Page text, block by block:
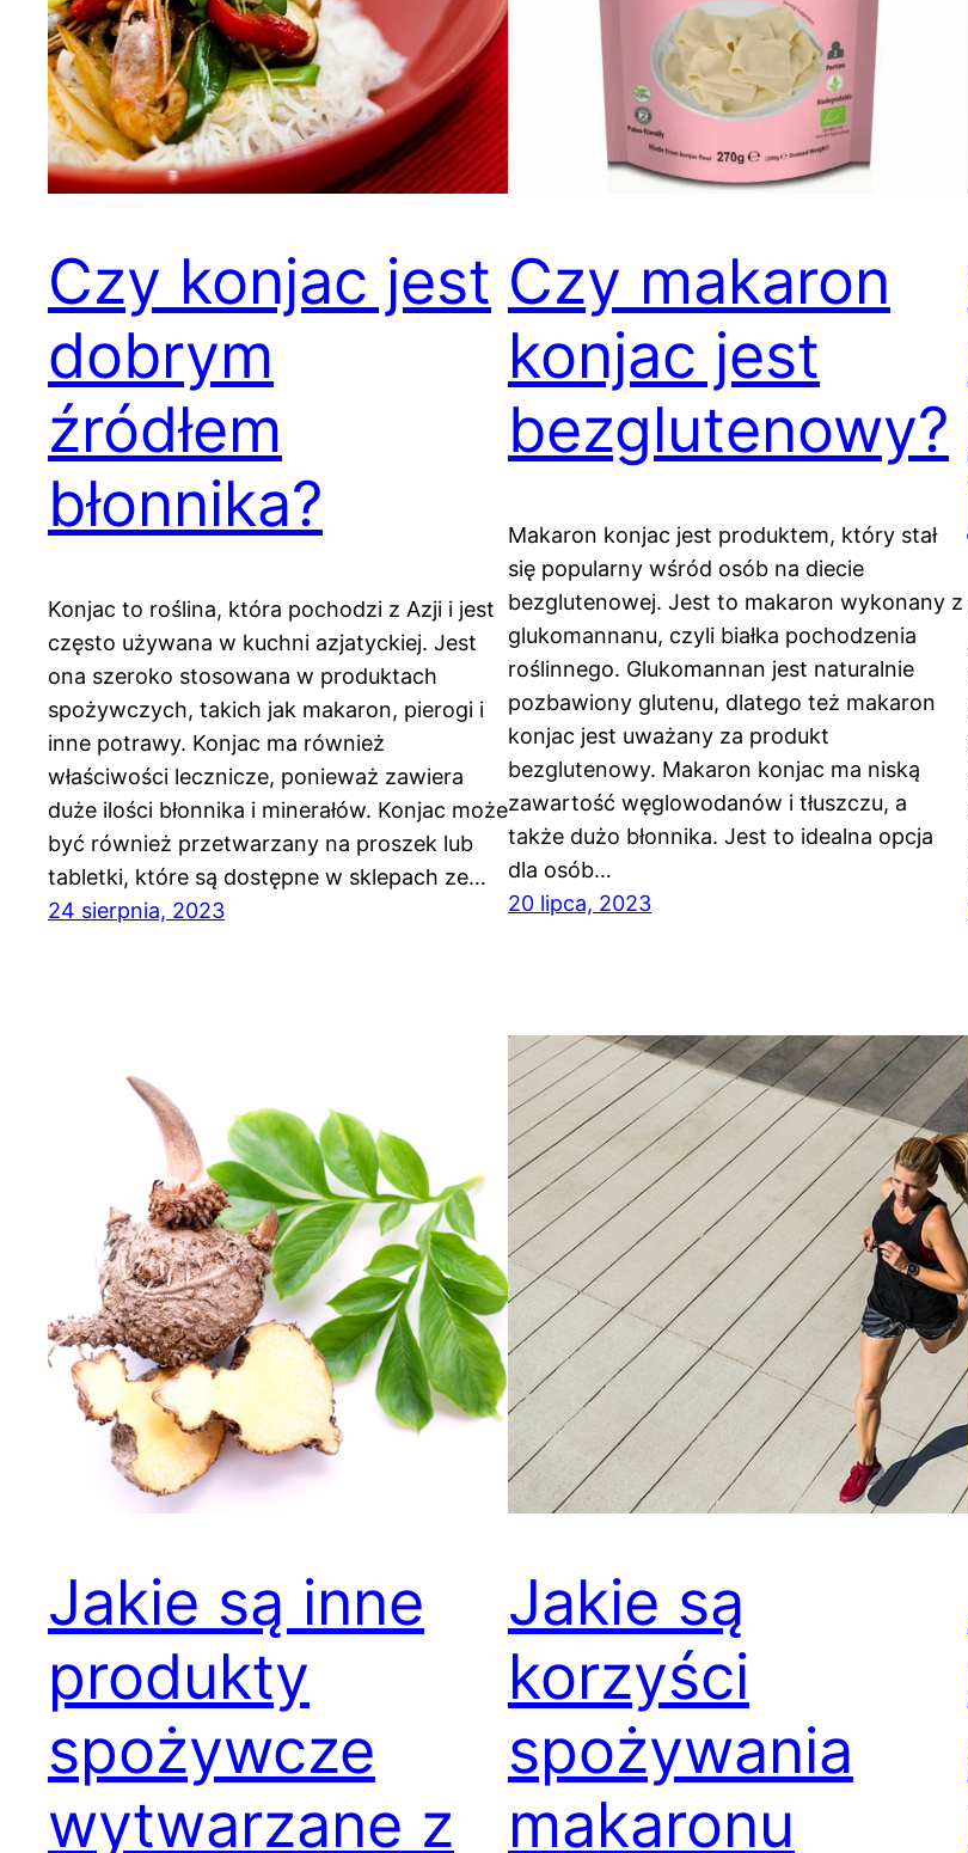
Czy konjac jest
dobrym
źródłem
błonnika?
Konjac to roślina, która pochodzi z Azji i jest
często używana w kuchni azjatyckiej. Jest
ona szeroko stosowana w produktach
spożywczych, takich jak makaron, pierogi i
inne potrawy. Konjac ma również
właściwości lecznicze, ponieważ zawiera
duże ilości błonnika i minerałów. Konjac może
być również przetwarzany na proszek lub
tabletki, które są dostępne w sklepach ze…
24 sierpnia, 2023
Czy makaron
konjac jest
bezglutenowy?
Makaron konjac jest produktem, który stał
się popularny wśród osób na diecie
bezglutenowej. Jest to makaron wykonany z
glukomannanu, czyli białka pochodzenia
roślinnego. Glukomannan jest naturalnie
pozbawiony glutenu, dlatego też makaron
konjac jest uważany za produkt
bezglutenowy. Makaron konjac ma niską
zawartość węglowodanów i tłuszczu, a
także dużo błonnika. Jest to idealna opcja
dla osób…
20 lipca, 2023
Jakie są inne
produkty
spożywcze
wytwarzane z
Jakie są
korzyści
spożywania
makaronu